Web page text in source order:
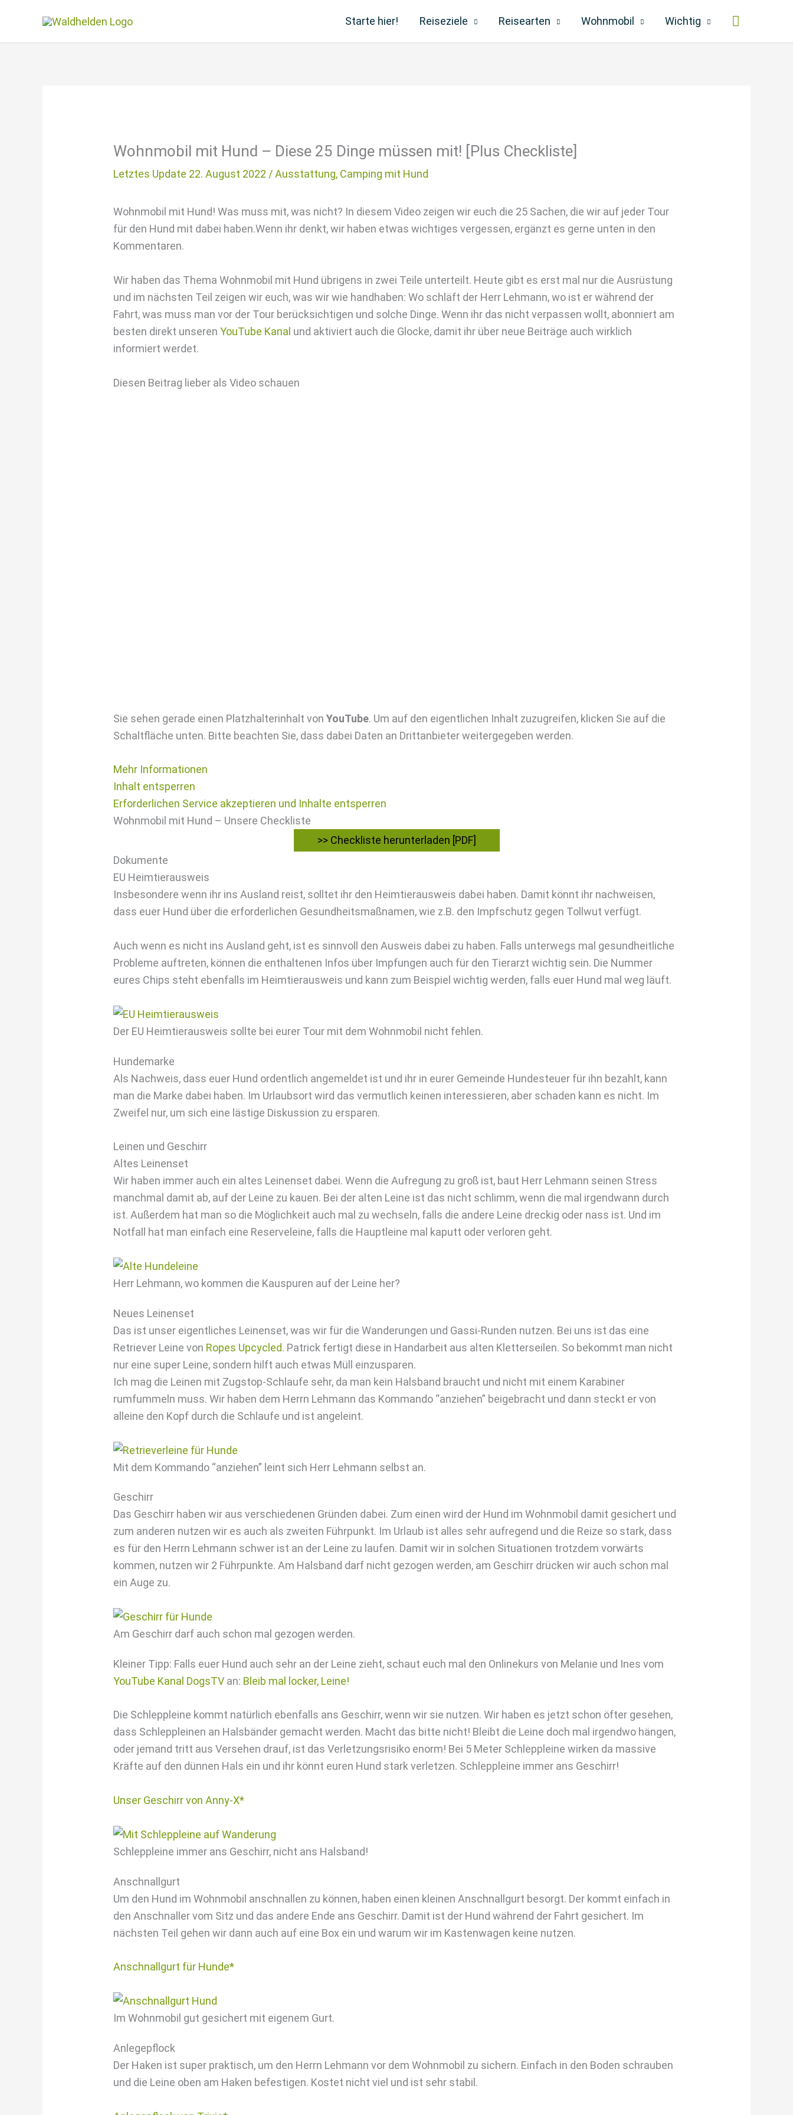
springen
Starte hier! Reiseziele Reisearten Wohnmobil Wichtig Suchen
Wohnmobil mit Hund – Diese 25 Dinge müssen mit! [Plus Checkliste]
Letztes Update 22. August 2022 /Ausstattung, Camping mit Hund
Wohnmobil mit Hund! Was muss mit, was nicht? In diesem Video zeigen wir euch die 25 Sachen, die wir auf jeder Tour
für den Hund mit dabei haben.Wenn ihr denkt, wir haben etwas wichtiges vergessen, ergänzt es gerne unten in den
Kommentaren.
Wir haben das Thema Wohnmobil mit Hund übrigens in zwei Teile unterteilt. Heute gibt es erst mal nur die Ausrüstung
und im nächsten Teil zeigen wir euch, was wir wie handhaben: Wo schläft der Herr Lehmann, wo ist er während der
Fahrt, was muss man vor der Tour berücksichtigen und solche Dinge. Wenn ihr das nicht verpassen wollt, abonniert am
besten direkt unserenYouTube Kanal und aktiviert auch die Glocke, damit ihr über neue Beiträge auch wirklich
informiert werdet.
Diesen Beitrag lieber als Video schauen
Sie sehen gerade einen Platzhalterinhalt vonYouTube. Um auf den eigentlichen Inhalt zuzugreifen, klicken Sie auf die
Schaltfläche unten. Bitte beachten Sie, dass dabei Daten an Drittanbieter weitergegeben werden.
Mehr Informationen
Inhalt entsperren
Erforderlichen Service akzeptieren und Inhalte entsperren
Wohnmobil mit Hund – Unsere Checkliste
>> Checkliste herunterladen [PDF]
Dokumente
EU Heimtierausweis
Insbesondere wenn ihr ins Ausland reist, solltet ihr den Heimtierausweis dabei haben. Damit könnt ihr nachweisen,
dass euer Hund über die erforderlichen Gesundheitsmaßnamen, wie z.B. den Impfschutz gegen Tollwut verfügt.
Auch wenn es nicht ins Ausland geht, ist es sinnvoll den Ausweis dabei zu haben. Falls unterwegs mal gesundheitliche
Probleme auftreten, können die enthaltenen Infos über Impfungen auch für den Tierarzt wichtig sein. Die Nummer
eures Chips steht ebenfalls im Heimtierausweis und kann zum Beispiel wichtig werden, falls euer Hund mal weg läuft.
Der EU Heimtierausweis sollte bei eurer Tour mit dem Wohnmobil nicht fehlen.
Hundemarke
Als Nachweis, dass euer Hund ordentlich angemeldet ist und ihr in eurer Gemeinde Hundesteuer für ihn bezahlt, kann
man die Marke dabei haben. Im Urlaubsort wird das vermutlich keinen interessieren, aber schaden kann es nicht. Im
Zweifel nur, um sich eine lästige Diskussion zu ersparen.
Leinen und Geschirr
Altes Leinenset
Wir haben immer auch ein altes Leinenset dabei. Wenn die Aufregung zu groß ist, baut Herr Lehmann seinen Stress
manchmal damit ab, auf der Leine zu kauen. Bei der alten Leine ist das nicht schlimm, wenn die mal irgendwann durch
ist. Außerdem hat man so die Möglichkeit auch mal zu wechseln, falls die andere Leine dreckig oder nass ist. Und im
Notfall hat man einfach eine Reserveleine, falls die Hauptleine mal kaputt oder verloren geht.
Herr Lehmann, wo kommen die Kauspuren auf der Leine her?
Neues Leinenset
Das ist unser eigentliches Leinenset, was wir für die Wanderungen und Gassi-Runden nutzen. Bei uns ist das eine
Retriever Leine von Ropes Upcycled. Patrick fertigt diese in Handarbeit aus alten Kletterseilen. So bekommt man nicht
nur eine super Leine, sondern hilft auch etwas Müll einzusparen.
Ich mag die Leinen mit Zugstop-Schlaufe sehr, da man kein Halsband braucht und nicht mit einem Karabiner
rumfummeln muss. Wir haben dem Herrn Lehmann das Kommando “anziehen” beigebracht und dann steckt er von
alleine den Kopf durch die Schlaufe und ist angeleint.
Mit dem Kommando “anziehen” leint sich Herr Lehmann selbst an.
Geschirr
Das Geschirr haben wir aus verschiedenen Gründen dabei. Zum einen wird der Hund im Wohnmobil damit gesichert und
zum anderen nutzen wir es auch als zweiten Führpunkt. Im Urlaub ist alles sehr aufregend und die Reize so stark, dass
es für den Herrn Lehmann schwer ist an der Leine zu laufen. Damit wir in solchen Situationen trotzdem vorwärts
kommen, nutzen wir 2 Führpunkte. Am Halsband darf nicht gezogen werden, am Geschirr drücken wir auch schon mal
ein Auge zu.
Am Geschirr darf auch schon mal gezogen werden.
Kleiner Tipp: Falls euer Hund auch sehr an der Leine zieht, schaut euch mal den Onlinekurs von Melanie und Ines vom
YouTube Kanal DogsTV an: Bleib mal locker, Leine!
Die Schleppleine kommt natürlich ebenfalls ans Geschirr, wenn wir sie nutzen. Wir haben es jetzt schon öfter gesehen,
dass Schleppleinen an Halsbänder gemacht werden. Macht das bitte nicht! Bleibt die Leine doch mal irgendwo hängen,
oder jemand tritt aus Versehen drauf, ist das Verletzungsrisiko enorm! Bei 5 Meter Schleppleine wirken da massive
Kräfte auf den dünnen Hals ein und ihr könnt euren Hund stark verletzen. Schleppleine immer ans Geschirr!
Unser Geschirr von Anny-X*
Schleppleine immer ans Geschirr, nicht ans Halsband!
Anschnallgurt
Um den Hund im Wohnmobil anschnallen zu können, haben einen kleinen Anschnallgurt besorgt. Der kommt einfach in
den Anschnaller vom Sitz und das andere Ende ans Geschirr. Damit ist der Hund während der Fahrt gesichert. Im
nächsten Teil gehen wir dann auch auf eine Box ein und warum wir im Kastenwagen keine nutzen.
Anschnallgurt für Hunde*
Im Wohnmobil gut gesichert mit eigenem Gurt.
Anlegepflock
Der Haken ist super praktisch, um den Herrn Lehmann vor dem Wohnmobil zu sichern. Einfach in den Boden schrauben
und die Leine oben am Haken befestigen. Kostet nicht viel und ist sehr stabil.